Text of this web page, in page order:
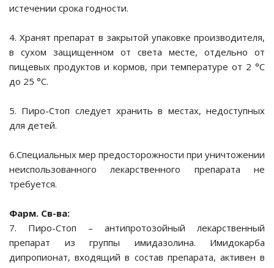
них
груминга
истечении срока годности.
4. Хранят препарат в закрытой упаковке производителя,
в сухом защищенном от света месте, отдельно от
пищевых продуктов и кормов, при температуре от 2 °С
до 25 °С.
5. Пиро-Стоп следует хранить в местах, недоступных
для детей.
6.Специальных мер предосторожности при уничтожении
неиспользованного лекарственного препарата не
требуется.
Фарм. Св-ва:
7. Пиро-Стоп – антипротозойный лекарственный
препарат из группы имидазолина. Имидокарба
дипропионат, входящий в состав препарата, активен в